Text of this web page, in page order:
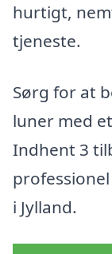
hurtigt,
tjeneste.
Sørg for at
luner med
Indhent 3
i Jylland.